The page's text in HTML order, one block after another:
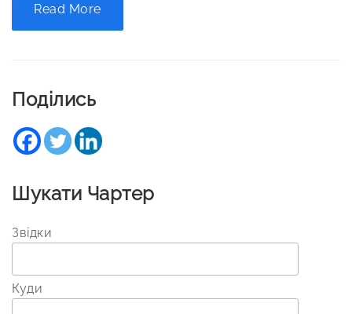
Read More
Поділись
Шукати Чартер
Звідки
Куди